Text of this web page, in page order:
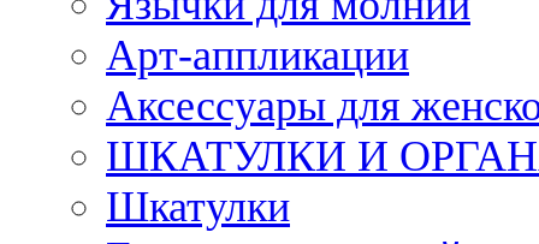
Арт-аппликации
Аксессуары для
ШКАТУЛКИ И
Шкатулки